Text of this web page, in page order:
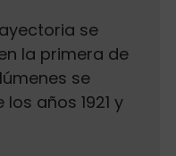
se
la primera de
se
años 1921 y